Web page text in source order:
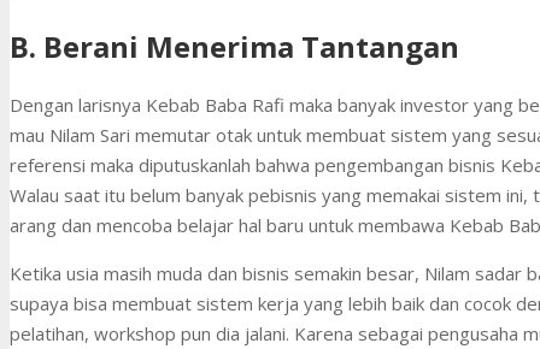
B. Berani Menerima Tantangan
Dengan larisnya Kebab Baba Rafi maka banyak investor yang
mau Nilam Sari memutar otak untuk membuat sistem yang
referensi maka diputuskanlah bahwa pengembangan bisnis
Walau saat itu belum banyak pebisnis yang memakai sistem ini,
arang dan mencoba belajar hal baru untuk membawa Kebab
Ketika usia masih muda dan bisnis semakin besar, Nilam sadar
supaya bisa membuat sistem kerja yang lebih baik dan cocok
pelatihan, workshop pun dia jalani. Karena sebagai pengusaha